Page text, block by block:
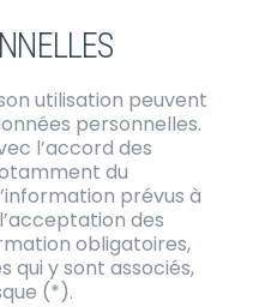
utilisation peuvent
personnelles.
l’accord des
du
prévus à
des
obligatoires,
qui y sont associés,
(*).